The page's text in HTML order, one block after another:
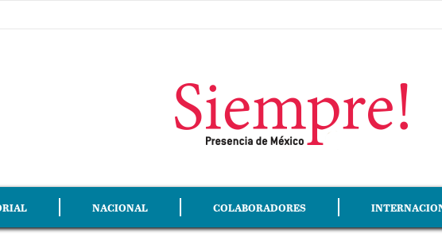
NACIONAL COLABORADORES